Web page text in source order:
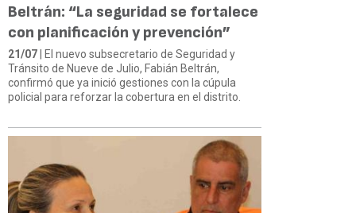
Beltrán: “La seguridad se fortalece
con planificación y prevención”
21/07 | El nuevo subsecretario de Seguridad y
Tránsito de Nueve de Julio, Fabián Beltrán,
confirmó que ya inició gestiones con la cúpula
policial para reforzar la cobertura en el distrito.